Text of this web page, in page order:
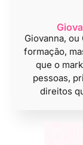
Giovanna,
formação,
que o
pessoas,
direitos